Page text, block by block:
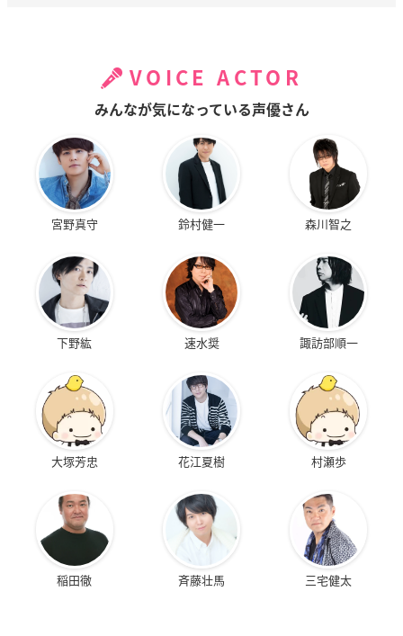
VOICE ACTOR
みんなが気になっている声優さん
宮野真守 鈴村健一 森川智之
下野紘 速水奨 諏訪部順一
大塚芳忠 花江夏樹 村瀬歩
稲田徹 斉藤壮馬 三宅健太